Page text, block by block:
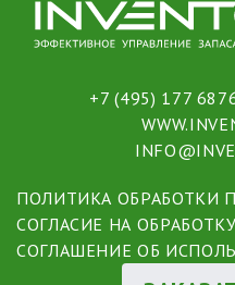
+7 (495) 177
ПОЛИТИКА ОБРАБОТКИ
СОГЛАСИЕ НА
СОГЛАШЕНИЕ ОБ